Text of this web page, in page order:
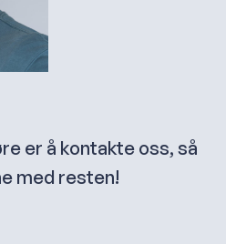
er å kontakte oss, så
med resten!